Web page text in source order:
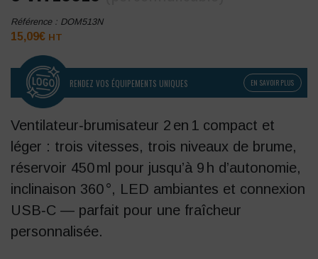
Référence : DOM513N
15,09€ HT
RENDEZ VOS ÉQUIPEMENTS UNIQUES EN SAVOIR PLUS
Ventilateur‑brumisateur 2 en 1 compact et
léger : trois vitesses, trois niveaux de brume,
réservoir 450 ml pour jusqu’à 9 h d’autonomie,
inclinaison 360 °, LED ambiantes et connexion
USB‑C — parfait pour une fraîcheur
personnalisée.